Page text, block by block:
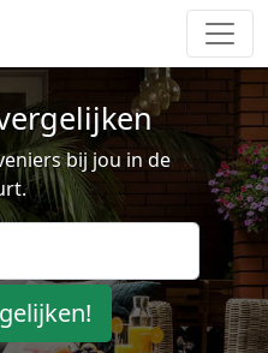
bij jou in de